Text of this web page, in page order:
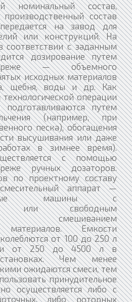
номинальный состав,
состав
на завод для
или конструкций. На
соответствии с заданным
дозирование путем
(реже — объемного
исходных материалов
щебня, воды и др. Как
операции
подготавливаются путем
(например, при
песка), обогащения
высушивания или даже
в зимнее время).
с помощью
ручных дозаторов.
по проектному составу
аппарат —
машины с
или свободным
смешиванием
материалов. Емкости
от 100 до 250 л
и от 250 до 4500 л в
Чем менее
ожидаются смеси, тем
принудительное
осуществляется либо с
либо роторных